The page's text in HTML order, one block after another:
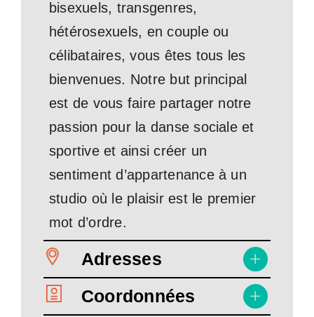
bisexuels, transgenres,
hétérosexuels, en couple ou
célibataires, vous êtes tous les
bienvenues. Notre but principal
est de vous faire partager notre
passion pour la danse sociale et
sportive et ainsi créer un
sentiment d’appartenance à un
studio où le plaisir est le premier
mot d’ordre.
Adresses
Coordonnées